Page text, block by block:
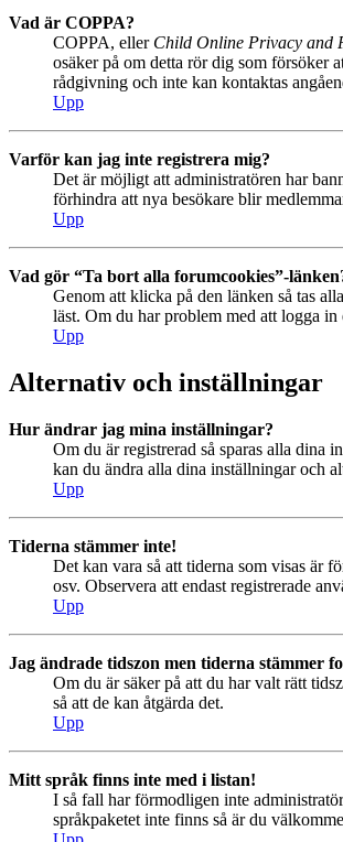
Vad är COPPA?
COPPA, eller Child Online Privacy and
osäker på om detta rör dig som försöker
rådgivning och inte kan kontaktas
Upp
Varför kan jag inte registrera mig?
Det är möjligt att administratören har
förhindra att nya besökare blir
Upp
Vad gör “Ta bort alla forumcookies”-
Genom att klicka på den länken så tas
läst. Om du har problem med att logga
Upp
Alternativ och inställningar
Hur ändrar jag mina inställningar?
Om du är registrerad så sparas alla dina
kan du ändra alla dina inställningar och
Upp
Tiderna stämmer inte!
Det kan vara så att tiderna som visas är
osv. Observera att endast registrerade
Upp
Jag ändrade tidszon men tiderna stämmer
Om du är säker på att du har valt rätt
så att de kan åtgärda det.
Upp
Mitt språk finns inte med i listan!
I så fall har förmodligen inte
språkpaketet inte finns så är du